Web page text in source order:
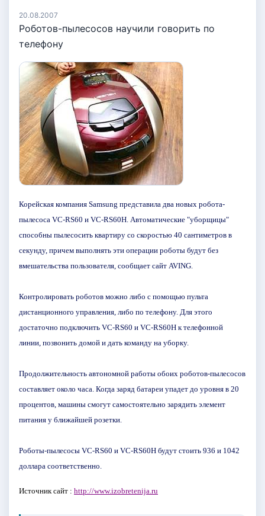
20.08.2007
Роботов-пылесосов научили говорить по
телефону
Корейская компания Samsung представила два новых робота-
пылесоса VC-RS60 и VC-RS60H. Автоматические "уборщицы"
способны пылесосить квартиру со скоростью 40 сантиметров в
секунду, причем выполнять эти операции роботы будут без
вмешательства пользователя, сообщает сайт AVING.
Контролировать роботов можно либо с помощью пульта
дистанционного управления, либо по телефону. Для этого
достаточно подключить VC-RS60 и VC-RS60H к телефонной
линии, позвонить домой и дать команду на уборку.
Продолжительность автономной работы обоих роботов-пылесосов
составляет около часа. Когда заряд батареи упадет до уровня в 20
процентов, машины смогут самостоятельно зарядить элемент
питания у ближайшей розетки.
Роботы-пылесосы VC-RS60 и VC-RS60H будут стоить 936 и 1042
доллара соответственно.
Источник сайт : http://www.izobretenija.ru